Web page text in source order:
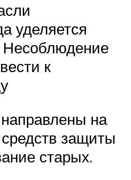
уделяется
Несоблюдение
к
на
защиты
старых.